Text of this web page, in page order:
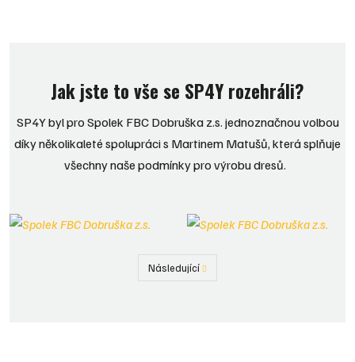
Jak jste to vše se SP4Y rozehráli?
SP4Y byl pro Spolek FBC Dobruška z.s. jednoznačnou volbou
díky několikaleté spolupráci s Martinem Matušů, která splňuje
všechny naše podmínky pro výrobu dresů.
Následující